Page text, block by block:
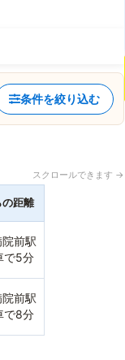
条件を絞り込む
スクロールできます →
距離
前駅
で5分
前駅
で8分